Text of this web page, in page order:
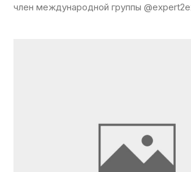
член международной группы